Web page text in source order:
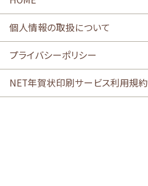
個人情報の取扱について
プライバシーポリシー
NET年賀状印刷サービス利用規約